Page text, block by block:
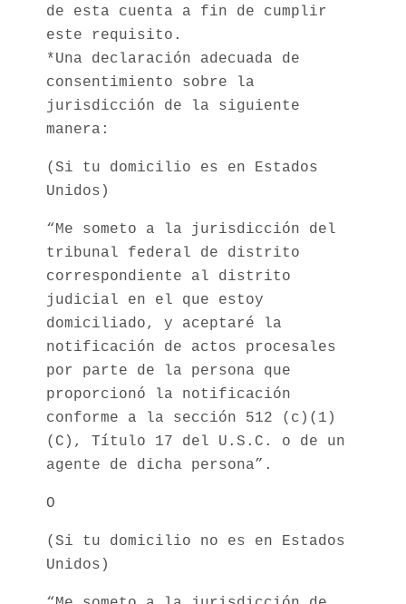
de esta cuenta a fin de cumplir
este requisito.
*Una declaración adecuada de
consentimiento sobre la
jurisdicción de la siguiente
manera:
(Si tu domicilio es en Estados
Unidos)
“Me someto a la jurisdicción del
tribunal federal de distrito
correspondiente al distrito
judicial en el que estoy
domiciliado, y aceptaré la
notificación de actos procesales
por parte de la persona que
proporcionó la notificación
conforme a la sección 512 (c)(1)
(C), Título 17 del U.S.C. o de un
agente de dicha persona”.
O
(Si tu domicilio no es en Estados
Unidos)